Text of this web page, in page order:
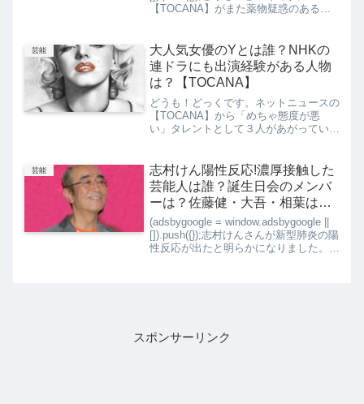
【TOCANA】がまた薬物疑惑のある芸
X、なんと証...
芸能
大人気女優のYとは誰？NHKの
連ドラにも出演経験がある人物
は？【TOCANA】
どうも！どっくです。ネットニュースの
【TOCANA】から「めちゃ態度が悪
い」タレントとして３人があがっていま
上げている印象がある【TOCANA】で
今度はスタッフの評...
芸能
志村けん陽性反応!濃厚接触した
芸能人は誰？誕生日会のメンバ
ーは？佐藤健・大吾・相葉は大
丈夫？
(adsbygoogle = window.adsbygoogle ||
[]).push({});志村けんさんが新型肺炎の陽
性反応が出たと明らかになりました。
スポンサーリンク